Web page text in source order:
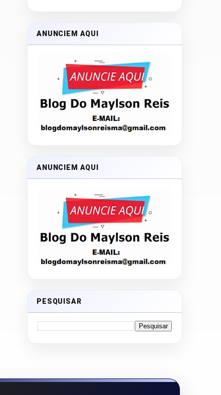
ANUNCIEM AQUI
ANUNCIEM AQUI
PESQUISAR